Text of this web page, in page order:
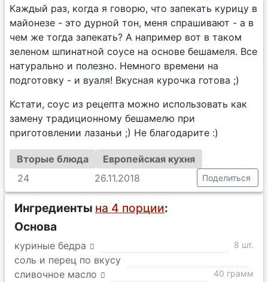
Каждый раз, когда я говорю, что запекать курицу в
майонезе - это дурной тон, меня спрашивают - а в
чем же тогда запекать? А например вот в таком
зеленом шпинатной соусе на основе бешамеля. Все
натурально и полезно. Немного времени на
подготовку - и вуаля! Вкусная курочка готова ;)
Кстати, соус из рецепта можно использовать как
замену традиционному бешамелю при
приготовлении лазаньи ;) Не благодарите :)
Вторые блюда
Европейская кухня
24
26.11.2018 Поделиться
Ингредиенты на 4 порции:
Основа
куриные бедра 8 шт.
соль и перец по вкусу
сливочное масло
40 грамм